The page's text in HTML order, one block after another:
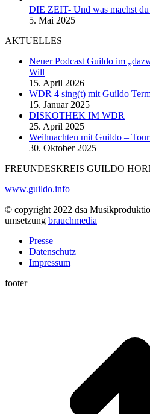
DIE ZEIT- Und was machst
5. Mai 2025
AKTUELLES
Neuer Podcast Guildo im
Will
15. April 2026
WDR 4 sing(t) mit Guildo
15. Januar 2025
DISKOTHEK IM WDR
25. April 2025
Weihnachten mit Guildo –
30. Oktober 2025
FREUNDESKREIS GUILDO
www.guildo.info
© copyright 2022 dsa
umsetzung brauchmedia
Presse
Datenschutz
Impressum
footer